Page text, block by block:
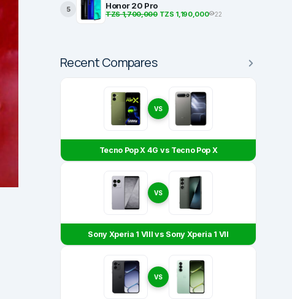
5 Honor 20 Pro
TZS 1,700,000TZS 1,190,000 22
Recent Compares
VS
Tecno Pop X 4G vs Tecno Pop X
VS
Sony Xperia 1 VIII vs Sony Xperia 1 VII
VS